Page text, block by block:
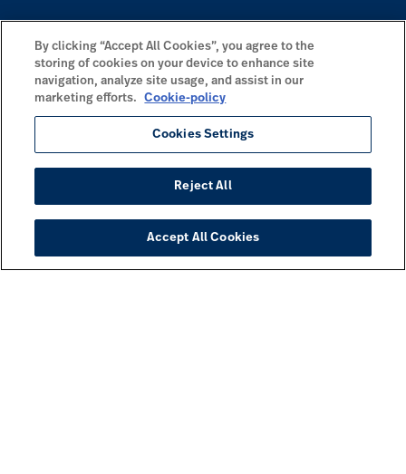
By clicking “Accept All Cookies”, you agree to the
storing of cookies on your device to enhance site
navigation, analyze site usage, and assist in our
marketing efforts.
Cookie-policy
Cookies Settings
Reject All
Accept All Cookies